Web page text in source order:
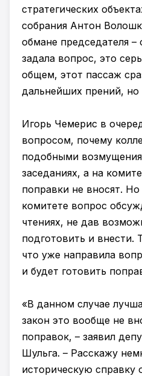
стратегических
собрания Антон
обмане председателя –
задала вопрос, это
общем, этот пассаж
дальнейших прений, но
Игорь Чемерис в
вопросом, почему
подобными
заседаниях, а на
поправки не вносят.
комитете вопрос
чтениях, не дав
подготовить и внести.
что уже направила
и будет готовить
«В данном случае
закон это вообще не
поправок, – заявил
Шульга. – Расскажу
историческую справку